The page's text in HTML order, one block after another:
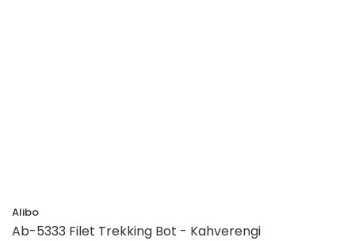
Alibo
Ab-5333 Filet Trekking Bot - Kahverengi